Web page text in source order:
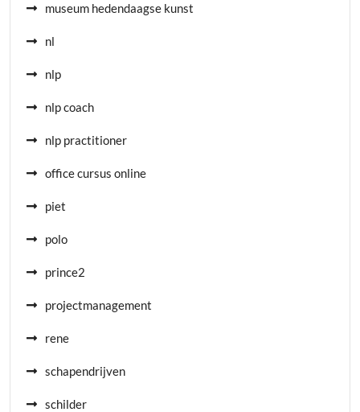
museum hedendaagse kunst
nl
nlp
nlp coach
nlp practitioner
office cursus online
piet
polo
prince2
projectmanagement
rene
schapendrijven
schilder